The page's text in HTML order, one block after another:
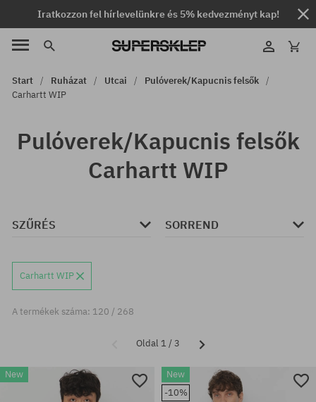
Iratkozzon fel hírlevelünkre és 5% kedvezményt kap!
Start Ruházat Utcai
Pulóverek/Kapucnis felsők
Carhartt WIP
Pulóverek/Kapucnis felsők
Carhartt WIP
SZŰRÉS SORREND
Carhartt WIP
A termékek száma: 120 / 268
Oldal 1 / 3
New
New
-10%